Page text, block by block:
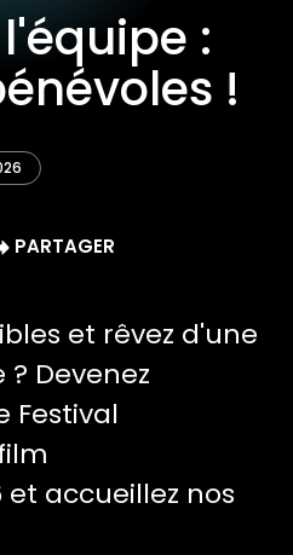
:
!
et rêvez d'une
Devenez
Festival
accueillez nos